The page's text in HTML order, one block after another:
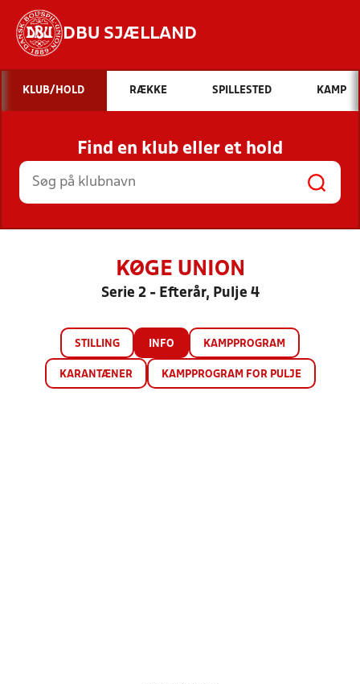
DBU SJÆLLAND
Hvad vil du søge efter?
INDHOLD OG NYHEDER
STILLINGER, RESULTATER, KLUBBER OG
HOLD
KLUB/HOLD RÆKKE SPILLESTED KAMP
Find en klub eller et hold
KØGE UNION
Serie 2 - Efterår, Pulje 4
STILLING INFO KAMPPROGRAM
KARANTÆNER KAMPPROGRAM FOR PULJE